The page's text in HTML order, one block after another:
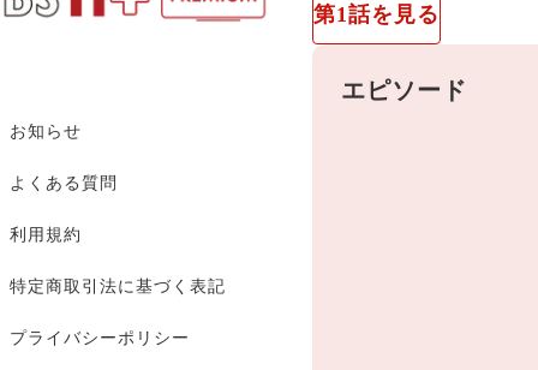
酒×食
お知らせ
よくある質問
利用規約
特定商取引法に基づく表記
プライバシーポリシー
寡黙で冷淡に見えるが有能で誠実、実は情の
タン・ソンユン。こ
どり夫婦”ぶりに釘付けになること確実！ 「瓔珞～紫禁城に燃ゆる逆
手掛けた時代劇のプロ
見応
明の時代、身分の低い
第1話を見る
エピソード